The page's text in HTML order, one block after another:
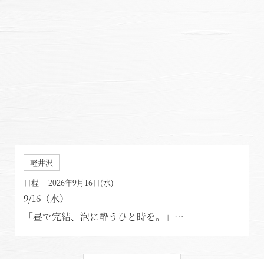
軽井沢
日程 2026年9月16日(水)
9/16（水）
「昼で完結、泡に酔うひと時を。」